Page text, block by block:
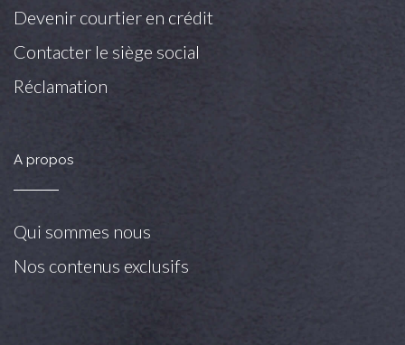
Devenir courtier en crédit
Contacter le siège social
Réclamation
A propos
Qui sommes nous
Nos contenus exclusifs